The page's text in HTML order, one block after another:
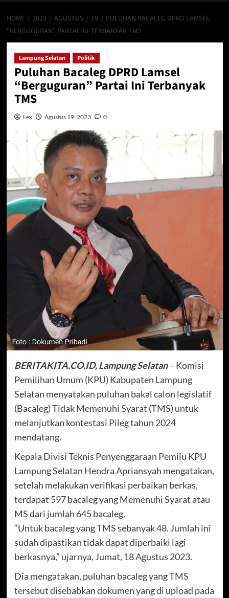
HOME 2023 AGUSTUS 19
PULUHAN BACALEG DPRD LAMSEL
“BERGUGURAN” PARTAI INI TERBANYAK TMS
Lampung Selatan Politik
Puluhan Bacaleg DPRD Lamsel
“Berguguran” Partai Ini Terbanyak
TMS
Lex Agustus 19, 2023 0
BERITAKITA.CO.ID, Lampung Selatan– Komisi
Pemilihan Umum (KPU) Kabupaten Lampung
Selatan menyatakan puluhan bakal calon legislatif
(Bacaleg) Tidak Memenuhi Syarat (TMS) untuk
melanjutkan kontestasi Pileg tahun 2024
mendatang.
Kepala Divisi Teknis Penyenggaraan Pemilu KPU
Lampung Selatan Hendra Apriansyah mengatakan,
setelah melakukan verifikasi perbaikan berkas,
terdapat 597 bacaleg yang Memenuhi Syarat atau
MS dari jumlah 645 bacaleg.
“Untuk bacaleg yang TMS sebanyak 48. Jumlah ini
sudah dipastikan tidak dapat diperbaiki lagi
berkasnya,” ujarnya, Jumat, 18 Agustus 2023.
Dia mengatakan, puluhan bacaleg yang TMS
tersebut disebabkan dokumen yang di upload pada